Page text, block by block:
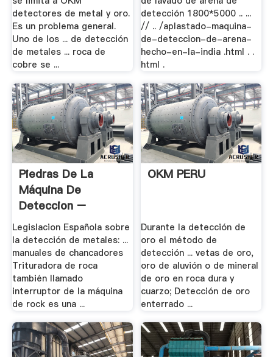
detectores de metal y oro.
Es un problema general.
Uno de los ... de detección
de metales ... roca de
cobre se ...
detección 1800*5000 .. ...
// .. /aplastado-maquina-
de-deteccion-de-arena-
hecho-en-la-india .html . .
html .
Piedras De La
Máquina De
Deteccion –
Trituradora .
Legislacion Española sobre
la detección de metales: ...
manuales de chancadores
Trituradora de roca
también llamado
interruptor de la máquina
de rock es una ...
OKM PERU
Durante la detección de
oro el método de
detección ... vetas de oro,
oro de aluvión o de mineral
de oro en roca dura y
cuarzo; Detección de oro
enterrado ...